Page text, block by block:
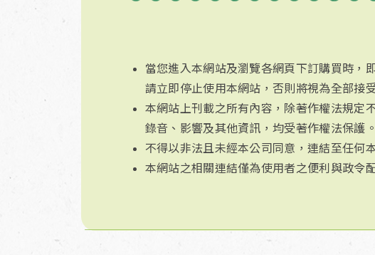
當您進入本網站及瀏覽各網頁下訂購買時，
請立即停止使用本網站，否則將視為全部接
本網站上刊載之所有內容，除著作權法規定
錄音、影響及其他資訊，均受著作權法保護。
不得以非法且未經本公司同意，連結至任何
本網站之相關連結僅為使用者之便利與政令